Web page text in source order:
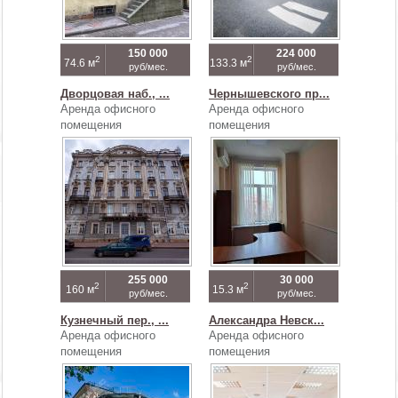
74.6 м2 150 000
руб/мес. 133.3 м2 224 000
руб/мес.
Дворцовая наб., ...
Аренда офисного
помещения
160 м2 255 000
руб/мес.
Чернышевского пр...
Аренда офисного
помещения
15.3 м2 30 000
руб/мес.
Кузнечный пер., ...
Аренда офисного
помещения
Александра Невск...
Аренда офисного
помещения